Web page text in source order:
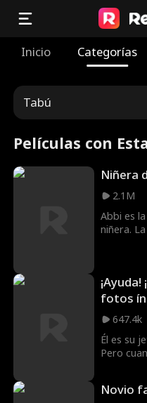
Inicio Categorías
Tabú
Películas con
Niñera
2.1M
Abbi es
niñera.
Abbi
para
fotos
647.4k
Él es su
Pero
Novio